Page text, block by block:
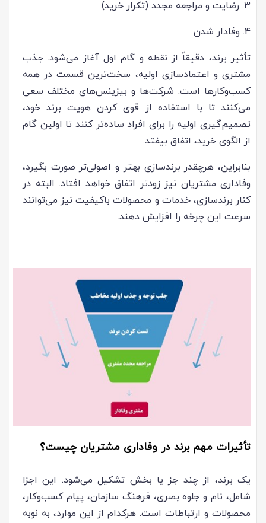
3. رضایت و مراجعه مجدد (تکرار خرید)
4. وفادار شدن
تأثیر برند، دقیقاً از نقطه و گام اول آغاز می‌شود. جذب
مشتری و اعتمادسازی اولیه، سخت‌ترین قسمت در همه
کسب‌وکارها است. شرکت‌ها و بیزینس‌های مختلف سعی
می‌کنند تا با استفاده از قوی کردن هویت برند خود،
تصمیم‌گیری اولیه را برای افراد ساده‌تر کنند تا اولین گام
از الگوی خرید، اتفاق بیفتد.
بنابراین، هرچقدر برندسازی بهتر و اصولی‌تر صورت بگیرد،
وفاداری مشتریان نیز زودتر اتفاق خواهد افتاد. البته در
کنار برندسازی، خدمات و محصولات باکیفیت نیز می‌توانند
سرعت این چرخه را افزایش دهند.
تأثیرات مهم برند در وفاداری مشتریان چیست؟
یک برند، از چند جز یا بخش تشکیل می‌شود. این اجزا
شامل، نام و جلوه بصری، فرهنگ سازمان، پیام کسب‌وکار،
محصولات و ارتباطات است. هرکدام از این موارد، به نوبه